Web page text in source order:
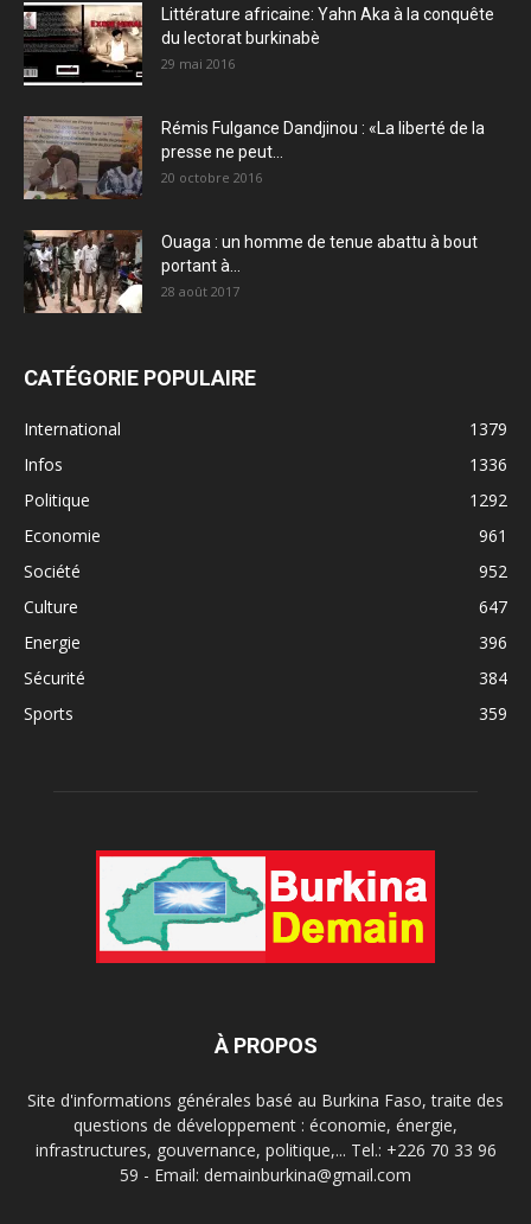
Littérature africaine: Yahn Aka à la conquête
du lectorat burkinabè
29 mai 2016
Rémis Fulgance Dandjinou : «La liberté de la
presse ne peut...
20 octobre 2016
Ouaga : un homme de tenue abattu à bout
portant à...
28 août 2017
CATÉGORIE POPULAIRE
International
1379
Infos
1336
Politique
1292
Economie
961
Société
952
Culture
647
Energie
396
Sécurité
384
Sports
359
À PROPOS
Site d'informations générales basé au Burkina Faso, traite des
questions de développement : économie, énergie,
infrastructures, gouvernance, politique,... Tel.: +226 70 33 96
59 - Email: demainburkina@gmail.com